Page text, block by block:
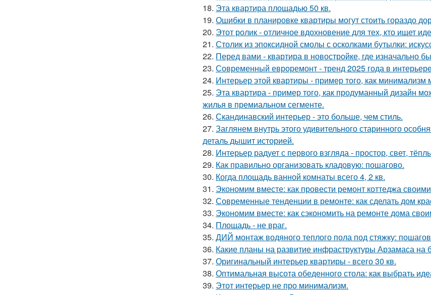
18. Эта квартира площадью 50 кв.
19. Ошибки в планировке квартиры могут стоить гораздо
20. Этот ролик - отличное вдохновение для тех, кто ищет
21. Столик из эпоксидной смолы с осколками бутылки:
22. Перед вами - квартира в новостройке, где изначально
23. Современный евроремонт - тренд 2025 года в
24. Интерьер этой квартиры - пример того, как
25. Эта квартира - пример того, как продуманный дизайн
жилья в премиальном сегменте.
26. Скандинавский интерьер - это больше, чем стиль.
27. Заглянем внутрь этого удивительного старинного
деталь дышит историей.
28. Интерьер радует с первого взгляда - простор, свет,
29. Как правильно организовать кладовую: пошагово.
30. Когда площадь ванной комнаты всего 4, 2 кв.
31. Экономим вместе: как провести ремонт коттеджа
32. Современные тенденции в ремонте: как сделать дом
33. Экономим вместе: как сэкономить на ремонте дома
34. Площадь - не враг.
35. ДИЙ монтаж водяного теплого пола под стяжку:
36. Какие планы на развитие инфраструктуры Арзамаса на
37. Оригинальный интерьер квартиры - всего 30 кв.
38. Оптимальная высота обеденного стола: как выбрать
39. Этот интерьер не про минимализм.